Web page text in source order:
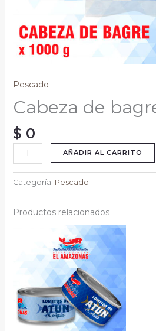
Pescado
Cabeza de
$ 0
AÑADIR AL CARRITO
Categoría: Pescado
Productos relacionados